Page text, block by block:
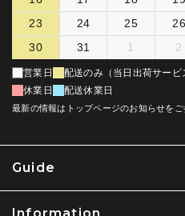
Guide
Information
23
24 25 26
30
31 1 2
営業日
配送のみ（当日出荷サービ
休業日
配送休業日
最新の情報はトップページのお知らせをご